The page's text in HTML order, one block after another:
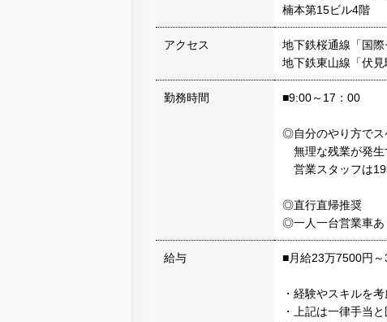
楠本第15ビル4階
アクセス
地下鉄桜通線「国
地下鉄東山線「伏
勤務時間 ■9:00～17：00
◎自分のやり方でス
無理な残業が発生
営業スタッフは19
◎直行直帰推奨
◎一人一台営業車あ
給与 ■月給23万7500円
・経験やスキルを
・上記は一律手当